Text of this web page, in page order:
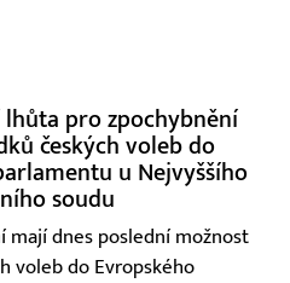
lhůta pro zpochybnění
českých voleb do
u Nejvyššího
soudu
mají dnes poslední možnost
voleb do Evropského